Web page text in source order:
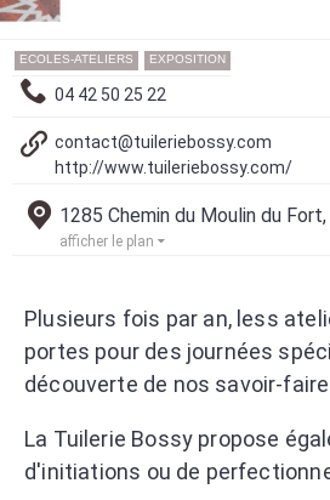
ECOLES-ATELIERS EXPOSITION
04 42 50 25 22
contact@tuileriebossy.com
http://www.tuileriebossy.com/
1285 Chemin du Moulin du
afficher le plan
Plusieurs fois par an, less
portes pour des journées
découverte de nos savoir-
La Tuilerie Bossy propose
d'initiations ou de